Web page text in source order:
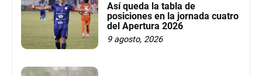
Así queda la tabla de
posiciones en la jornada cuatro
del Apertura 2026
9 agosto, 2026